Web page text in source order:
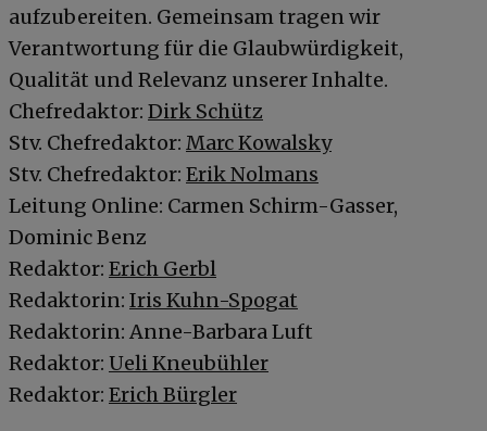
aufzubereiten. Gemeinsam tragen wir
Verantwortung für die Glaubwürdigkeit,
Qualität und Relevanz unserer Inhalte.
Chefredaktor: Dirk Schütz
Stv. Chefredaktor: Marc Kowalsky
Stv. Chefredaktor: Erik Nolmans
Leitung Online: Carmen Schirm-Gasser,
Dominic Benz
Redaktor: Erich Gerbl
Redaktorin: Iris Kuhn-Spogat
Redaktorin: Anne-Barbara Luft
Redaktor: Ueli Kneubühler
Redaktor: Erich Bürgler